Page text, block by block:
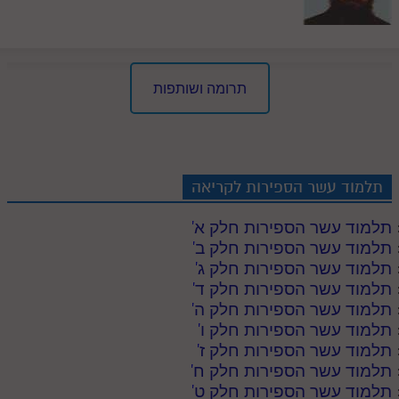
חלק י
חלק ט"ז
בית שער הכוונות
שידור חי
הזמן סט תע"ס
הזמן סט תלמוד עשר הספירות
ספרים להורדה
תרומה ושותפות
תלמוד עשר הספירות לקריאה
תלמוד עשר הספירות חלק א'
תלמוד עשר הספירות חלק ב'
תלמוד עשר הספירות חלק ג'
תלמוד עשר הספירות חלק ד'
תלמוד עשר הספירות חלק ה'
תלמוד עשר הספירות חלק ו'
תלמוד עשר הספירות חלק ז'
תלמוד עשר הספירות חלק ח'
תלמוד עשר הספירות חלק ט'